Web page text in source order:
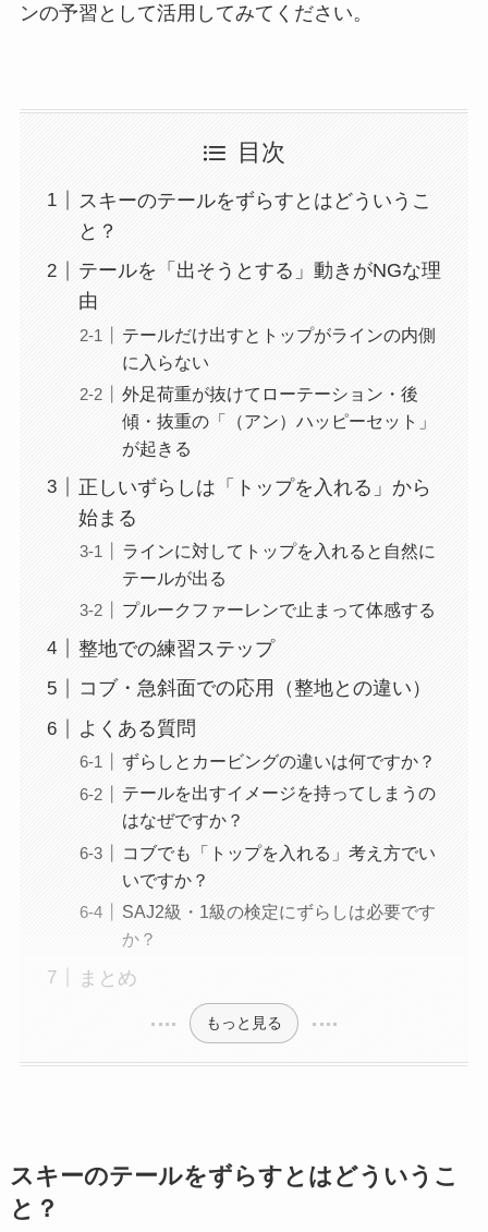
ンの予習として活用してみてください。
目次
スキーのテールをずらすとはどういうこ
と？
テールを「出そうとする」動きがNGな理
由
テールだけ出すとトップがラインの内側
に入らない
外足荷重が抜けてローテーション・後
傾・抜重の「（アン）ハッピーセット」
が起きる
正しいずらしは「トップを入れる」から
始まる
ラインに対してトップを入れると自然に
テールが出る
プルークファーレンで止まって体感する
整地での練習ステップ
コブ・急斜面での応用（整地との違い）
よくある質問
ずらしとカービングの違いは何ですか？
テールを出すイメージを持ってしまうの
はなぜですか？
コブでも「トップを入れる」考え方でい
いですか？
SAJ2級・1級の検定にずらしは必要です
か？
まとめ
もっと見る
スキーのテールをずらすとはどういうこ
と？